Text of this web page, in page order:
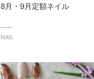
8月・9月定額ネイル
NAIL